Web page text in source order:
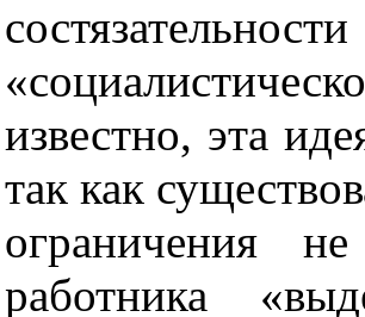
известно, эта
так как
ограничения
работника